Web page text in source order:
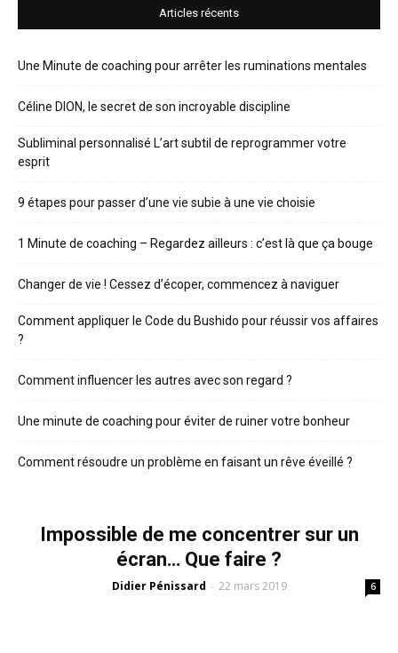
Articles récents
Une Minute de coaching pour arrêter les ruminations mentales
Céline DION, le secret de son incroyable discipline
Subliminal personnalisé L’art subtil de reprogrammer votre
esprit
9 étapes pour passer d’une vie subie à une vie choisie
1 Minute de coaching – Regardez ailleurs : c’est là que ça bouge
Changer de vie ! Cessez d’écoper, commencez à naviguer
Comment appliquer le Code du Bushido pour réussir vos affaires
?
Comment influencer les autres avec son regard ?
Une minute de coaching pour éviter de ruiner votre bonheur
Comment résoudre un problème en faisant un rêve éveillé ?
Impossible de me concentrer sur un
écran… Que faire ?
Didier Pénissard - 22 mars 2019 6